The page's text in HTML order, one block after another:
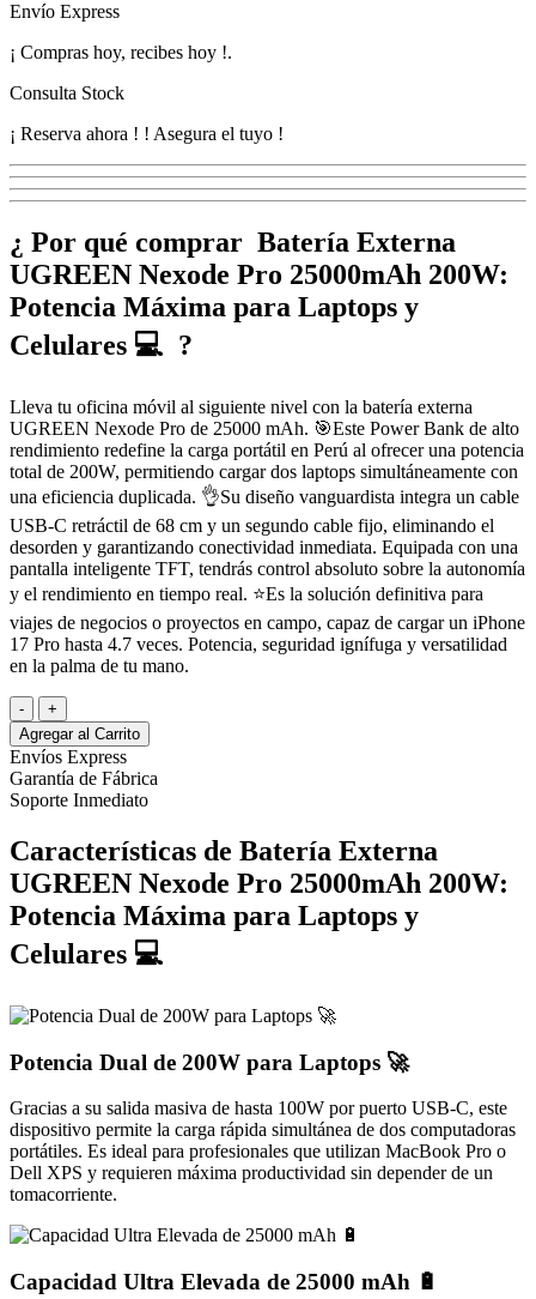
Envío Express
¡ Compras hoy, recibes hoy !.
Consulta Stock
¡ Reserva ahora ! ! Asegura el tuyo !
¿ Por qué comprar Batería Externa
UGREEN Nexode Pro 25000mAh 200W:
Potencia Máxima para Laptops y
Celulares 💻 ?
Lleva tu oficina móvil al siguiente nivel con la batería externa
UGREEN Nexode Pro de 25000 mAh. 🎯Este Power Bank de alto
rendimiento redefine la carga portátil en Perú al ofrecer una potencia
total de 200W, permitiendo cargar dos laptops simultáneamente con
una eficiencia duplicada. 👌Su diseño vanguardista integra un cable
USB-C retráctil de 68 cm y un segundo cable fijo, eliminando el
desorden y garantizando conectividad inmediata. Equipada con una
pantalla inteligente TFT, tendrás control absoluto sobre la autonomía
y el rendimiento en tiempo real. ⭐Es la solución definitiva para
viajes de negocios o proyectos en campo, capaz de cargar un iPhone
17 Pro hasta 4.7 veces. Potencia, seguridad ignífuga y versatilidad
en la palma de tu mano.
-
+
Agregar al Carrito
Envíos Express
Garantía de Fábrica
Soporte Inmediato
Características de Batería Externa
UGREEN Nexode Pro 25000mAh 200W:
Potencia Máxima para Laptops y
Celulares 💻
Potencia Dual de 200W para Laptops 🚀
Gracias a su salida masiva de hasta 100W por puerto USB-C, este
dispositivo permite la carga rápida simultánea de dos computadoras
portátiles. Es ideal para profesionales que utilizan MacBook Pro o
Dell XPS y requieren máxima productividad sin depender de un
tomacorriente.
Capacidad Ultra Elevada de 25000 mAh 🔋